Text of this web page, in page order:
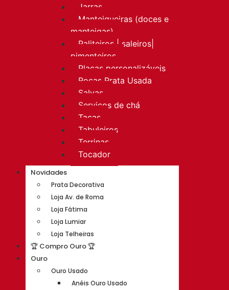
Jarras
Manteigueiras (doces e
manteigas)
Paliteiros | saleiros|
pimenteiros
Placas personalizáveis
Rocas Prata Usada
Salvas
Serviços de chá
Taças
Tabuleiros
Terrinas
Tocador
Novidades
Prata Decorativa
Loja Av. de Roma
Loja Fátima
Loja Lumiar
Loja Telheiras
🏆 Compro Ouro 🏆
Ouro
Ouro Usado
Anéis Ouro Usado